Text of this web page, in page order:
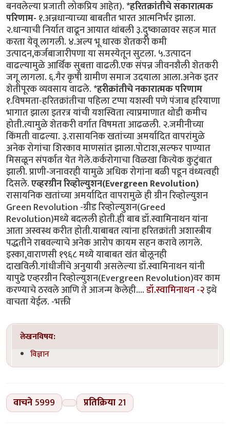
बनवलेल्या प्रजाती लोकप्रिय आहेत).*हरितक्रांतीचे सकारात्मक
परिणाम-१.अन्नधान्याच्या बाबतीत भारत आत्मनिर्भर झाला.
२.धान्याची निर्यात वाढून आयात थांबली ३.दुष्काळावर सहज मात
करता येवू लागली. ४.अल्प भू धारक शेतकरी कमी
उत्पादन,कर्जबाजारीपणा या समस्येतून सुटला. ५.उत्पादन
वाढल्यामुळे आर्थिक सुबत्ता वाढली.एक संपन्न जीवनशैली शेतकरी
जगू लागला. ६.गैर कृषी ग्रामीण समाज उदयाला आला.अनेक इतर
शेतीपूरक व्यवसाय वाढले.*हरीक्रांतीचे नकारात्मक परिणाम
१.विषमता-हरितक्रांतीचा पहिला टप्पा यशस्वी पणे पंजाब हरियाणा
भागात झाला इतरत्र यांची यशस्विता त्याप्रमाणात थोडी कमीच
होती.त्यामुळे शेतकरी वर्गात विषमता आढळली. २.जमीनीच्या
किंमती वाढल्या. ३.रासायनिक खतांच्या अमर्यादित वापरांमुळे
अनेक रोगांचा शिरकाव माणसांत झाला.पोटाश,सल्फर पाण्यात
मिसळून संपर्कात येत गेले.कर्करोगाचा विळखा कित्येक कुटुंबात
झाली. प्राणी-जनावरही यामुळे अधिक रोगांना बळी पडून वंध्यत्वही
दिसले.एव्हरग्रीन रिव्होल्युशन(Evergreen Revolution)
रासायनिक खतांच्या अमर्यादित वापरामुळे ही ग्रीन रिव्होल्युशन
Green Revolution -ग्रीड रिव्होल्युशन(Greed
Revolution)मध्ये बदलली होती.ही बाब डॉ.स्वामिनाथन यांना
आता अस्वस्थ करीत होती.याबाबत त्यांना हरितक्रांती अशास्त्रीय
पद्धतीने राबवल्याचे अनेक आरोप कायम सहन करावे लागले.
इस्का,वाराणसी १९६८ मध्ये याबाबत खंत बोलूनही
दाखविली.गांधीजींचे अनुयायी असलेल्या डॉ.स्वामिनाथन यांनी
यापुढे एव्हरग्रीन रिव्होल्युशन(Evergreen Revolution)वर काम
करण्याचे ठरवले आणि ते आजन्म केलेही....डॉ.स्वामिनाथन -२इथे
वाचता येईल. -भक्ती
लेखनविषय:
विज्ञान
वाचने5999 प्रतिक्रिया 21